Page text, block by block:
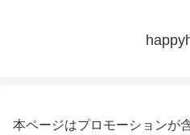
本ページはプロモーションが